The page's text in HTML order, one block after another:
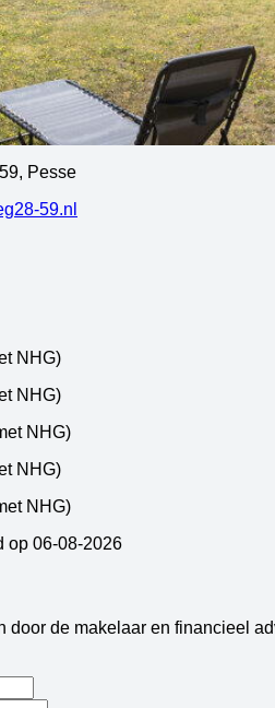
Pesse
59.nl
NHG)
NHG)
NHG)
NHG)
NHG)
op 06-08-2026
door de makelaar en financieel